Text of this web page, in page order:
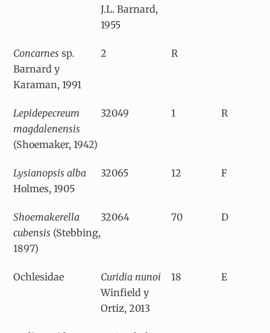
J.L. Barnard,
1955
Concarnessp.
Barnard y
Karaman, 1991
2 R
Lepidepecreum
magdalenensis
(Shoemaker, 1942)
32049 1 R
Lysianopsis alba
Holmes, 1905
32065 12 F
Shoemakerella
cubensis (Stebbing,
1897)
32064 70 D
Ochlesidae
Curidia nunoi
Winfield y
Ortiz, 2013
18 E